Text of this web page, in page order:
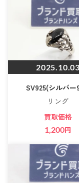
2025.10.03
SV925(シルバー
リング
買取価格
1,200円